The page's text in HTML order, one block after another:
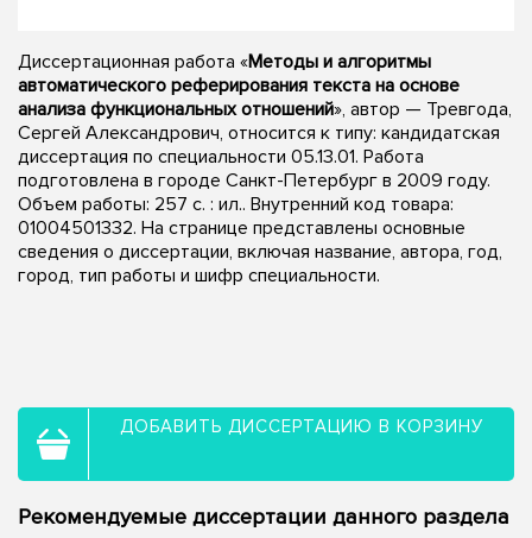
Диссертационная работа «Методы и алгоритмы
автоматического реферирования текста на основе
анализа функциональных отношений», автор — Тревгода,
Сергей Александрович, относится к типу: кандидатская
диссертация по специальности 05.13.01. Работа
подготовлена в городе Санкт-Петербург в 2009 году.
Объем работы: 257 с. : ил.. Внутренний код товара:
01004501332. На странице представлены основные
сведения о диссертации, включая название, автора, год,
город, тип работы и шифр специальности.
ДОБАВИТЬ ДИССЕРТАЦИЮ В КОРЗИНУ
Рекомендуемые диссертации данного раздела